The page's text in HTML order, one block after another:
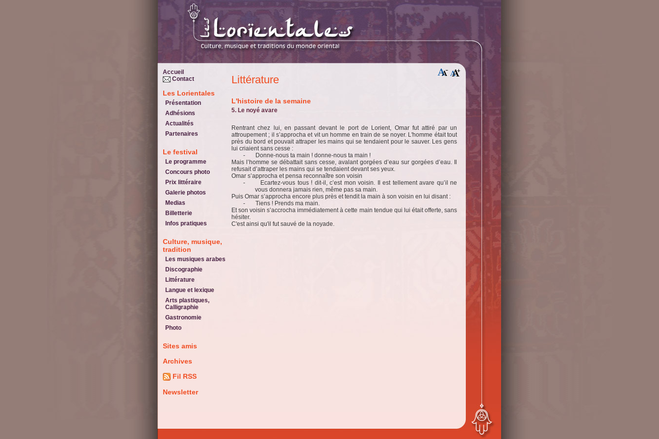
Accueil
Contact
Les Lorientales
Présentation
Adhésions
Actualités
Partenaires
Le festival
Le programme
Concours photo
Prix littéraire
Galerie photos
Medias
Billetterie
Infos pratiques
Culture, musique,
tradition
Les musiques arabes
Discographie
Littérature
Langue et lexique
Arts plastiques,
Calligraphie
Gastronomie
Photo
Sites amis
Archives
Fil RSS
Newsletter
Littérature
L'histoire de la semaine
5. Le noyé avare
Rentrant chez lui, en passant devant le port de Lorient, Omar fut attiré par un
attroupement ; il s’approcha et vit un homme en train de se noyer. L'homme était tout
près du bord et pouvait attraper les mains qui se tendaient pour le sauver. Les gens
lui criaient sans cesse :
-
Donne-nous ta main ! donne-nous ta main !
Mais l’homme se débattait sans cesse, avalant gorgées d’eau sur gorgées d’eau. Il
refusait d’attraper les mains qui se tendaient devant ses yeux.
Omar s’approcha et pensa reconnaître son voisin
-
Ecartez-vous tous ! dit-il, c’est mon voisin. Il est tellement avare qu’il ne
vous donnera jamais rien, même pas sa main.
Puis Omar s’approcha encore plus près et tendit la main à son voisin en lui disant :
-
Tiens ! Prends ma main.
Et son voisin s’accrocha immédiatement à cette main tendue qui lui était offerte, sans
hésiter.
C'est ainsi qu'il fut sauvé de la noyade.